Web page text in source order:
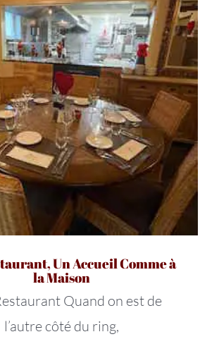
Un Accueil Comme à
la Maison
Quand on est de
l’autre côté du ring,